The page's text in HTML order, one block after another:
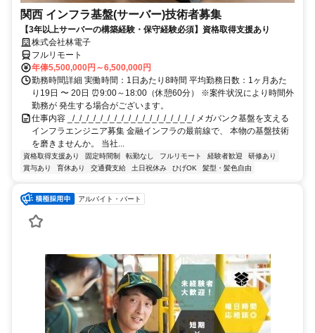
関西 インフラ基盤(サーバー)技術者募集
【3年以上サーバーの構築経験・保守経験必須】資格取得支援あり
株式会社林電子
フルリモート
年俸5,500,000円～6,500,000円
勤務時間詳細 実働時間：1日あたり8時間 平均勤務日数：1ヶ月あた
り19日 〜 20日 ⏰9:00～18:00（休憩60分） ※案件状況により時間外
勤務が 発生する場合がございます。
仕事内容 _/_/_/_/_/_/_/_/_/_/_/_/_/_/_/_/_/_/ メガバンク基盤を支える
インフラエンジニア募集 金融インフラの最前線で、 本物の基盤技術
を磨きませんか。 当社...
資格取得支援あり 固定時間制 転勤なし フルリモート 経験者歓迎
研修あり
賞与あり
育休あり 交通費支給 土日祝休み ひげOK 髪型・髪色自由
アルバイト・パート